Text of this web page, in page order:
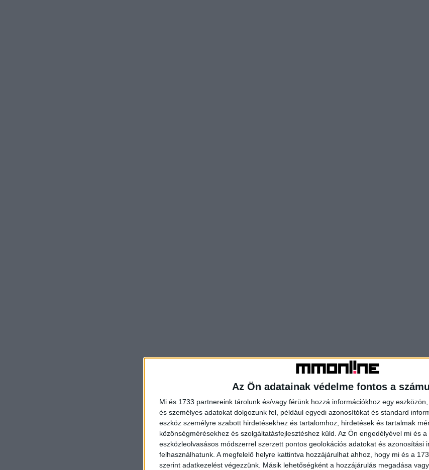
Az Ön adatainak védelme fontos a
Mi és 1733 partnereink tárolunk és/vagy férünk hozzá információkhoz egy
és személyes adatokat dolgozunk fel, például egyedi azonosítókat és standard
eszköz személyre szabott hirdetésekhez és tartalomhoz, hirdetések és tartalmak
közönségmérésekhez és szolgáltatásfejlesztéshez küld. Az Ön engedélyével mi és
eszközleolvasásos módszerrel szerzett pontos geolokációs adatokat és azonosítási
felhasználhatunk. A megfelelő helyre kattintva hozzájárulhat ahhoz, hogy mi és a
szerint adatkezelést végezzünk. Másik lehetőségként a hozzájárulás megadása